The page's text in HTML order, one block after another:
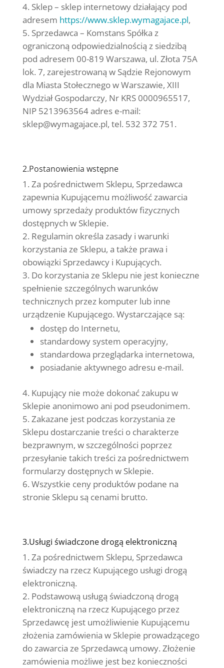
Sklep – sklep internetowy działający pod
adresem https://www.sklep.wymagajace.pl,
Sprzedawca – Komstans Spółka z
ograniczoną odpowiedzialnością z siedzibą
pod adresem 00-819 Warszawa, ul. Złota 75A
lok. 7, zarejestrowaną w Sądzie Rejonowym
dla Miasta Stołecznego w Warszawie, XIII
Wydział Gospodarczy, Nr KRS 0000965517,
NIP 5213963564 adres e-mail:
sklep@wymagajace.pl, tel. 532 372 751 .
2.Postanowienia wstępne
Za pośrednictwem Sklepu, Sprzedawca
zapewnia Kupującemu możliwość zawarcia
umowy sprzedaży produktów fizycznych
dostępnych w Sklepie.
Regulamin określa zasady i warunki
korzystania ze Sklepu, a także prawa i
obowiązki Sprzedawcy i Kupujących.
Do korzystania ze Sklepu nie jest konieczne
spełnienie szczególnych warunków
technicznych przez komputer lub inne
urządzenie Kupującego. Wystarczające są:
dostęp do Internetu,
standardowy system operacyjny,
standardowa przeglądarka internetowa,
posiadanie aktywnego adresu e-mail.
Kupujący nie może dokonać zakupu w
Sklepie anonimowo ani pod pseudonimem.
Zakazane jest podczas korzystania ze
Sklepu dostarczanie treści o charakterze
bezprawnym, w szczególności poprzez
przesyłanie takich treści za pośrednictwem
formularzy dostępnych w Sklepie.
Wszystkie ceny produktów podane na
stronie Sklepu są cenami brutto.
3.Usługi świadczone drogą elektroniczną
Za pośrednictwem Sklepu, Sprzedawca
świadczy na rzecz Kupującego usługi drogą
elektroniczną.
Podstawową usługą świadczoną drogą
elektroniczną na rzecz Kupującego przez
Sprzedawcę jest umożliwienie Kupującemu
złożenia zamówienia w Sklepie prowadzącego
do zawarcia ze Sprzedawcą umowy. Złożenie
zamówienia możliwe jest bez konieczności